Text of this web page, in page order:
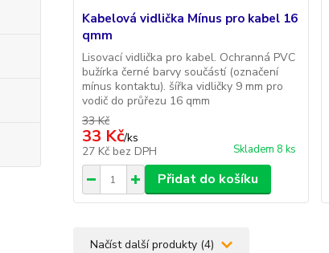
Kabelová vidlička Mínus pro kabel 16
qmm
Lisovací vidlička pro kabel. Ochranná PVC
bužírka černé barvy součástí (označení
mínus kontaktu). šířka vidličky 9 mm pro
vodič do průřezu 16 qmm
33 Kč
33 Kč/ks
27 Kč bez DPH Skladem 8 ks
Přidat do košíku
Načíst další produkty (4)